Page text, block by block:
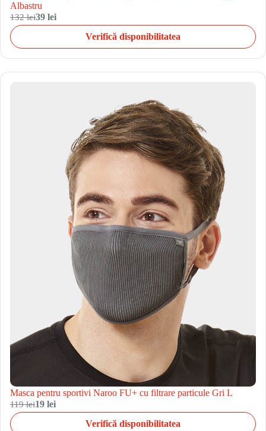
Albastru
132 lei39 lei
Verifică disponibilitatea
Masca pentru sportivi Naroo FU+ cu filtrare particule Gri L
119 lei19 lei
Verifică disponibilitatea